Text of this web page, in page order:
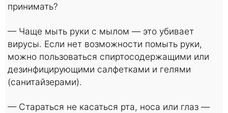
принимать?
— Чаще мыть руки с мылом — это убивает
вирусы. Если нет возможности помыть руки,
можно пользоваться спиртосодержащими или
дезинфицирующими салфетками и гелями
(санитайзерами).
— Стараться не касаться рта, носа или глаз —